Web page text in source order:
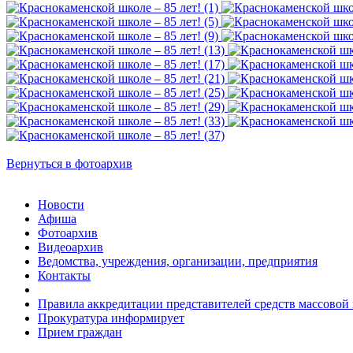
Вернуться в фотоархив
Новости
Афиша
Фотоархив
Видеоархив
Ведомства, учреждения, организации, предприятия
Контакты
Правила аккредитации представителей средств
Прокуратура информирует
Прием граждан